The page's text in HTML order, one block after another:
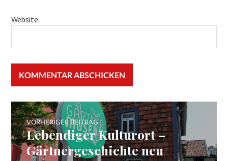
Website
Beitragsnavigation
VORHERIGER BEITRAG
Vorheriger
Beitrag:
Lebendiger Kulturort –
Gärtnergeschichte neu